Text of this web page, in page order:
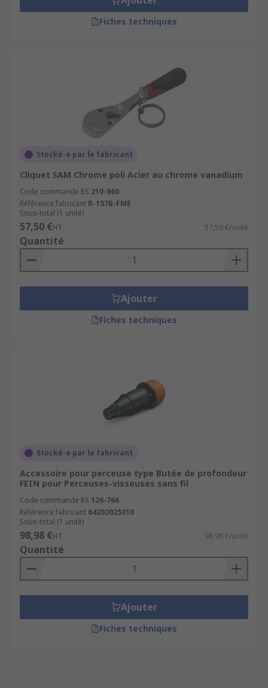
Fiches techniques
Stocké-e par le fabricant
Cliquet SAM Chrome poli Acier au chrome vanadium
Code commande RS 210-860
Référence fabricant R-157B-FME
Sous-total (1 unité)
57,50 €HT 57,50 €/unité
Quantité
Ajouter
Fiches techniques
Stocké-e par le fabricant
Accessoire pour perceuse type Butée de profondeur
FEIN pour Perceuses-visseuses sans fil
Code commande RS 126-766
Référence fabricant 64203025010
Sous-total (1 unité)
98,98 €HT 98,98 €/unité
Quantité
Ajouter
Fiches techniques